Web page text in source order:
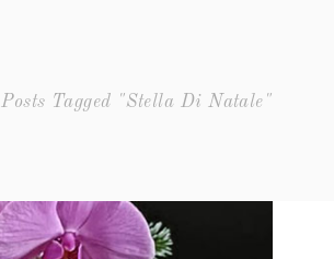
Posts Tagged "Stella Di Natale"